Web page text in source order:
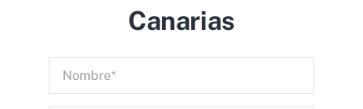
Canarias